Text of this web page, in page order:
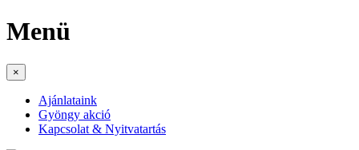
Menü
×
Ajánlataink
Gyöngy akció
Kapcsolat & Nyitvatartás